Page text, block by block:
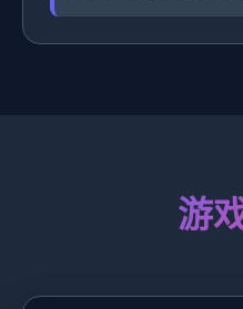
游